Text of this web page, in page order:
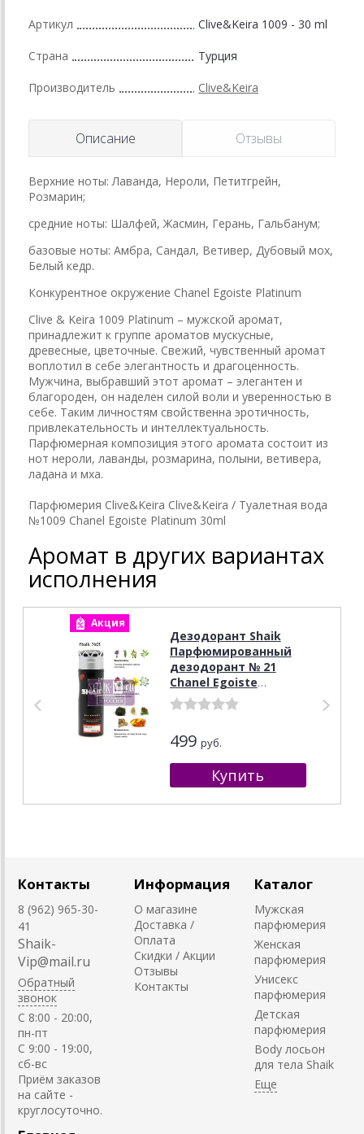
Артикул Clive&Keira 1009 - 30 ml
Страна Турция
Производитель Clive&Keira
Описание Отзывы
Верхние ноты: Лаванда, Нероли, Петитгрейн,
Розмарин;
средние ноты: Шалфей, Жасмин, Герань, Гальбанум;
базовые ноты: Амбра, Сандал, Ветивер, Дубовый мох,
Белый кедр.
Конкурентное окружение Chanel Egoiste Platinum
Clive & Keira 1009 Platinum – мужской аромат,
принадлежит к группе ароматов мускусные,
древесные, цветочные. Свежий, чувственный аромат
воплотил в себе элегантность и драгоценность.
Мужчина, выбравший этот аромат – элегантен и
благороден, он наделен силой воли и уверенностью в
себе. Таким личностям свойственна эротичность,
привлекательность и интеллектуальность.
Парфюмерная композиция этого аромата состоит из
нот нероли, лаванды, розмарина, полыни, ветивера,
ладана и мха.
Парфюмерия Clive&Keira Clive&Keira / Туалетная вода
№1009 Chanel Egoiste Platinum 30ml
Аромат в других вариантах
исполнения
Акция
Дезодорант Shaik
Парфюмированный
дезодорант № 21
Chanel Egoiste
Platinum, 200 мл.
499 руб.
Контакты
8 (962) 965-30-
41
Shaik-
Vip@mail.ru
Обратный
звонок
C 8:00 - 20:00,
пн-пт
С 9:00 - 19:00,
сб-вс
Приём заказов
на сайте -
круглосуточно.
Информация
О магазине
Доставка /
Оплата
Скидки / Акции
Отзывы
Контакты
Каталог
Мужская
парфюмерия
Женская
парфюмерия
Унисекс
парфюмерия
Детская
парфюмерия
Body лосьон
для тела Shaik